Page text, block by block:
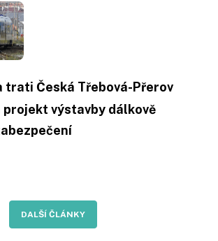
trati Česká Třebová-Přerov
projekt výstavby dálkově
DALŠÍ ČLÁNKY